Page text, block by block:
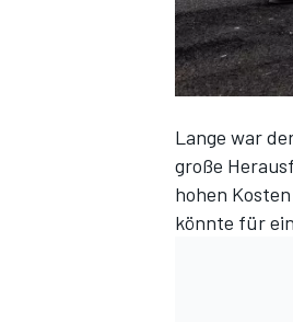
Lange war
große
hohen
könnte für